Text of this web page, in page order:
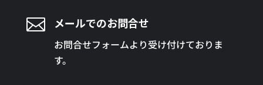
 メールでのお問合せ
お問合せフォームより受け付けておりま
す。